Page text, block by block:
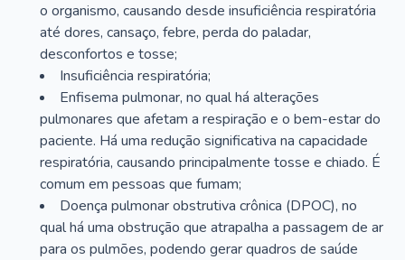
o organismo, causando desde insuficiência respiratória
até dores, cansaço, febre, perda do paladar,
desconfortos e tosse;
Insuficiência respiratória;
Enfisema pulmonar, no qual há alterações
pulmonares que afetam a respiração e o bem-estar do
paciente. Há uma redução significativa na capacidade
respiratória, causando principalmente tosse e chiado. É
comum em pessoas que fumam;
Doença pulmonar obstrutiva crônica (DPOC), no
qual há uma obstrução que atrapalha a passagem de ar
para os pulmões, podendo gerar quadros de saúde